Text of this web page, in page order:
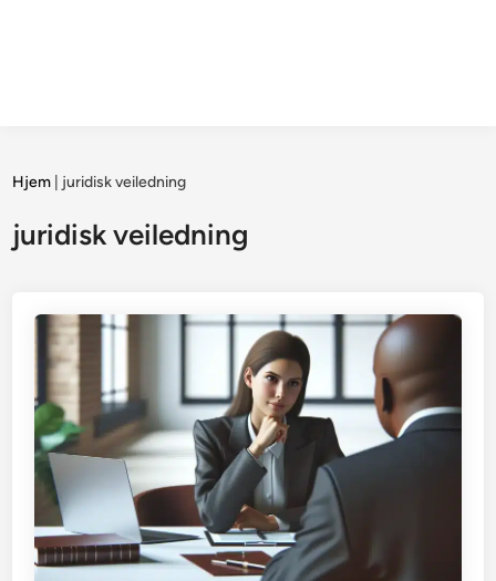
Hjem juridisk veiledning
juridisk veiledning